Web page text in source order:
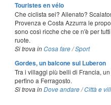
Touristes en vélo
Che ciclista sei? Allenato?
Provenza e Costa Azzurra le
sono così ricche che ce n'è per
ruote.
Si trova in Cosa fare /Sport
Gordes, un balcone sul Luberon
Tra i villaggi più belli di Francia,
perfino a Ferragosto.
Si trova in Dove andare /Città e